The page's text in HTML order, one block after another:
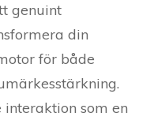
genuint
din
för både
som en